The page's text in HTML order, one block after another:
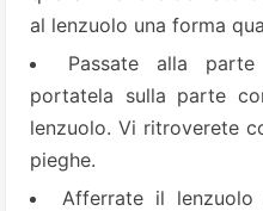
al lenzuolo una forma
Passate alla
portatela sulla parte
lenzuolo. Vi ritroverete
pieghe.
Afferrate il